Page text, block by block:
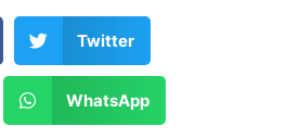
Twitter
WhatsApp